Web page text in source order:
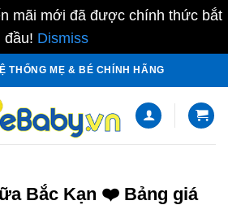
mãi mới đã được chính thức bắt
đầu! Dismiss
THỐNG MẸ & BÉ CHÍNH HÃNG
Bắc Kạn ❤️️ Bảng giá